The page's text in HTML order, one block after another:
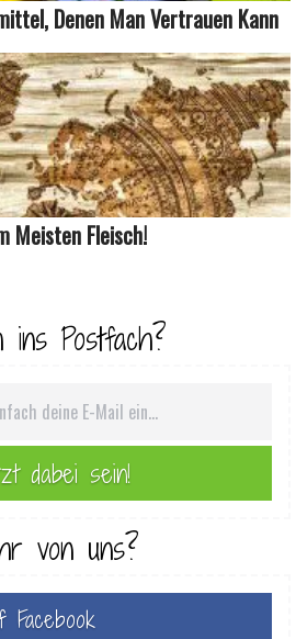
Denen Man Vertrauen Kann
Meisten Fleisch!
ins Postfach?
von uns?
Facebook